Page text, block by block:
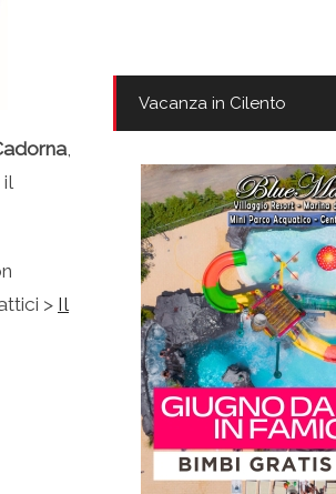
,
> Il
Vacanza in Cilento